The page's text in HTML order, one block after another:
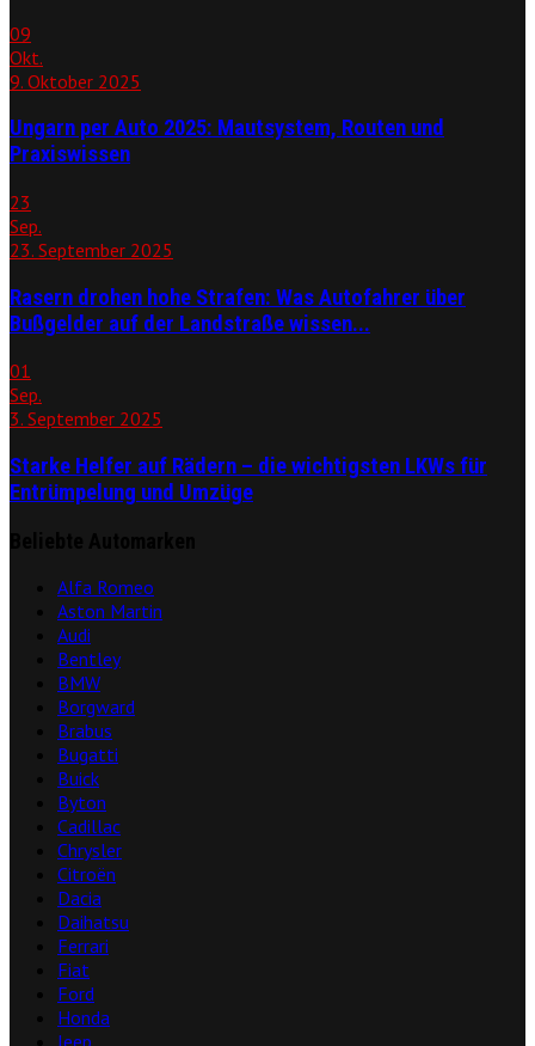
09
Okt.
9. Oktober 2025
Ungarn per Auto 2025: Mautsystem, Routen und
Praxiswissen
23
Sep.
23. September 2025
Rasern drohen hohe Strafen: Was Autofahrer über
Bußgelder auf der Landstraße wissen...
01
Sep.
3. September 2025
Starke Helfer auf Rädern – die wichtigsten LKWs für
Entrümpelung und Umzüge
Alfa Romeo
Aston Martin
Audi
Bentley
BMW
Borgward
Brabus
Bugatti
Buick
Byton
Cadillac
Chrysler
Citroën
Dacia
Daihatsu
Ferrari
Fiat
Ford
Honda
Jeep